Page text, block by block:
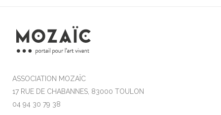
ASSOCIATION MOZAÏC
17 RUE DE CHABANNES, 83000 TOULON
04 94 30 79 38